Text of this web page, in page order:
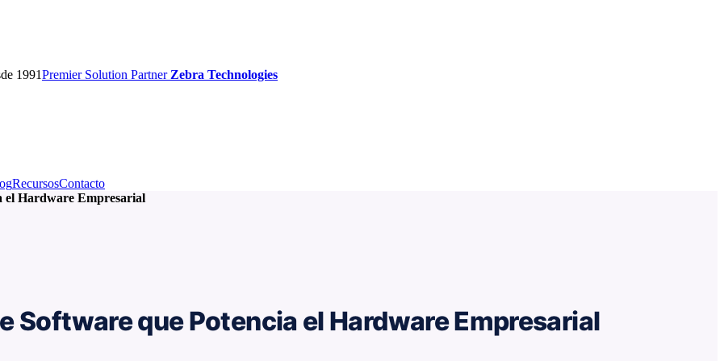
1991PremierSolution Partner Zebra Technologies
RecursosContacto
el Hardware Empresarial
Software que Potencia el Hardware Empresarial